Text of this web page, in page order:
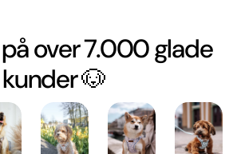
over 7.000 glade
kunder 🐶